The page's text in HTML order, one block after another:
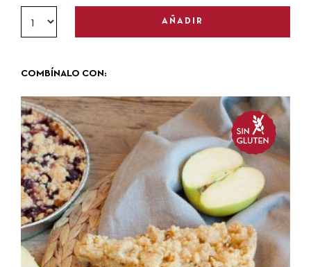
AÑADIR
COMBÍNALO CON: